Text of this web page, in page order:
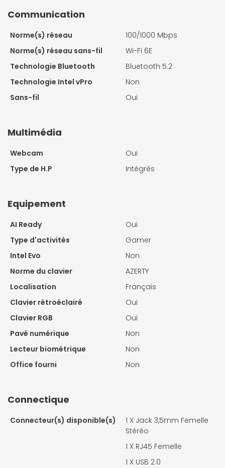
Communication
Norme(s) réseau
100/1000 Mbps
Norme(s) réseau sans-fil
Wi-Fi 6E
Technologie Bluetooth
Bluetooth 5.2
Technologie Intel vPro
Non
Sans-fil
Oui
Multimédia
Webcam
Oui
Type de H.P
Intégrés
Equipement
AI Ready
Oui
Type d'activités
Gamer
Intel Evo
Non
Norme du clavier
AZERTY
Localisation
Français
Clavier rétroéclairé
Oui
Clavier RGB
Oui
Pavé numérique
Non
Lecteur biométrique
Non
Office fourni
Non
Connectique
Connecteur(s) disponible(s) 1 X Jack 3,5mm Femelle
Stéréo
1 X RJ45 Femelle
1 X USB 2.0